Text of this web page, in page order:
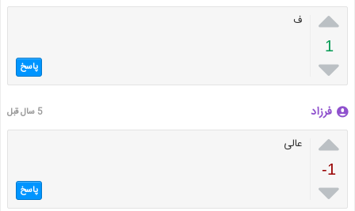

1

ف
پاسخ
فرزاد 5 سال قبل

-1

عالی
پاسخ